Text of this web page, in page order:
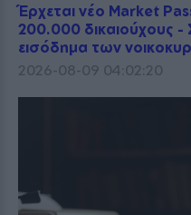
Έρχεται νέο Market
200.000 δικαιούχους -
εισόδημα των
2026-08-09 04:02:20